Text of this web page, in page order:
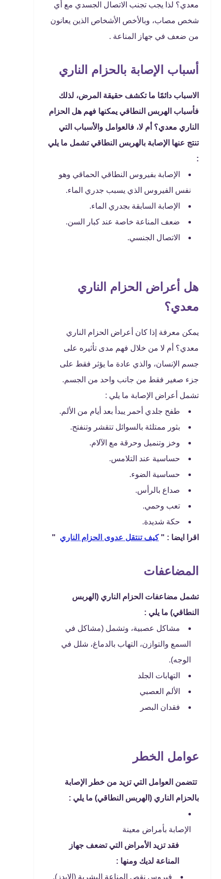
معدي؟ لذا يجب تجنب الاتصال الجسدي مع أي
شخص مصاب، وبالأخص الأشخاص الذين يعانون
من ضعف في جهاز المناعة .
أسباب الإصابة بالحزام الناري
الاسباب دائمًا ما تكشف حقيقة المرض، لذلك
فأسباب الهربس النطاقي يمكنها فهم هل الحزام
الناري معدي؟ أم لا، فالعوامل والأسباب التي
تنتج عنها الإصابة بالهربس النطاقي تشمل ما يلي
:
الإصابة بفيروس النطاقي الحماقي وهو
نفس الفيروس الذي يسبب جدري الماء.
الإصابة السابقة بجدري الماء.
ضعف المناعة خاصة عند كبار السن.
الاتصال الجنسي.
هل أعراض الحزام الناري
معدي؟
يمكن معرفة إذا كان أعراض الحزام الناري
معدي؟ أم لا من خلال فهم مدى تأثيره على
جسم الإنسان، والذي عادة ما يؤثر فقط على
جزء صغير فقط من جانب واحد من الجسم.
تشمل أعراض الإصابة ما يلي :
طفح جلدي أحمر يبدأ بعد أيام من الألم.
بثور ممتلئة بالسوائل تتقشر وتنفتح.
وخز وتنميل وحرقة مع الآلام.
حساسية عند التلامس.
حساسية الضوء.
صداع بالرأس.
تعب وحمي.
حكة شديدة.
اقرا ايضا : "كيف تنتقل عدوى الحزام الناري "
المضاعفات
تشمل مضاعفات الحزام الناري (الهربس
النطاقي) ما يلي :
مشاكل عصبية، وتشمل (مشاكل في
السمع والتوازن، التهاب بالدماغ، شلل في
الوجه).
التهابات الجلد
الألم العصبي
فقدان البصر
عوامل الخطر
تتضمن العوامل التي تزيد من خطر الإصابة
بالحزام الناري (الهربس النطاقي) ما يلي :
الإصابة بأمراض معينة
فقد تزيد الأمراض التي تضعف جهاز
المناعة لديك ومنها :
فيروس نقص المناعة البشرية (الإيدز).